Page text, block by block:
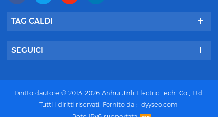
TAG CALDI
SEGUICI
Diritto dautore © 2013-2026 Anhui Jinli Electric Tech. Co., Ltd.
Tutti i diritti riservati. Fornito da : dyyseo.com